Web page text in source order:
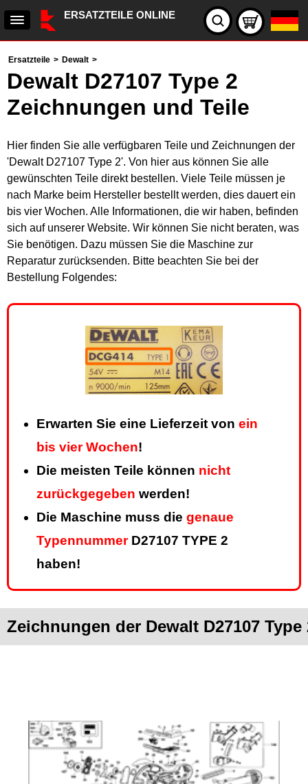
ERSATZTEILE ONLINE
Ersatzteile > Dewalt >
Dewalt D27107 Type 2
Zeichnungen und Teile
Hier finden Sie alle verfügbaren Teile und Zeichnungen der
'Dewalt D27107 Type 2'. Von hier aus können Sie alle
gewünschten Teile direkt bestellen. Viele Teile müssen je
nach Marke beim Hersteller bestellt werden, dies dauert ein
bis vier Wochen. Alle Informationen, die wir haben, befinden
sich auf unserer Website. Wir können Sie nicht beraten, was
Sie benötigen. Dazu müssen Sie die Maschine zur
Reparatur zurücksenden. Bitte beachten Sie bei der
Bestellung Folgendes:
Erwarten Sie eine Lieferzeit von ein
bis vier Wochen!
Die meisten Teile können nicht
zurückgegeben werden!
Die Maschine muss die genaue
TypennummerD27107 TYPE 2
haben!
Zeichnungen der Dewalt D27107 Type